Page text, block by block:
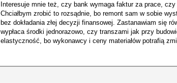
Interesuje mnie też, czy bank wymaga faktur za prace,
Chciałbym zrobić to rozsądnie, bo remont sam w sobie
bez dokładania złej decyzji finansowej. Zastanawiam się
wypłaca środki jednorazowo, czy transzami jak przy
elastyczność, bo wykonawcy i ceny materiałów potrafią